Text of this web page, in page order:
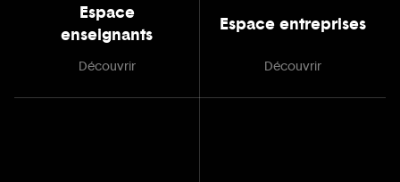
Espace
enseignants
Découvrir
Espace entreprises
Découvrir